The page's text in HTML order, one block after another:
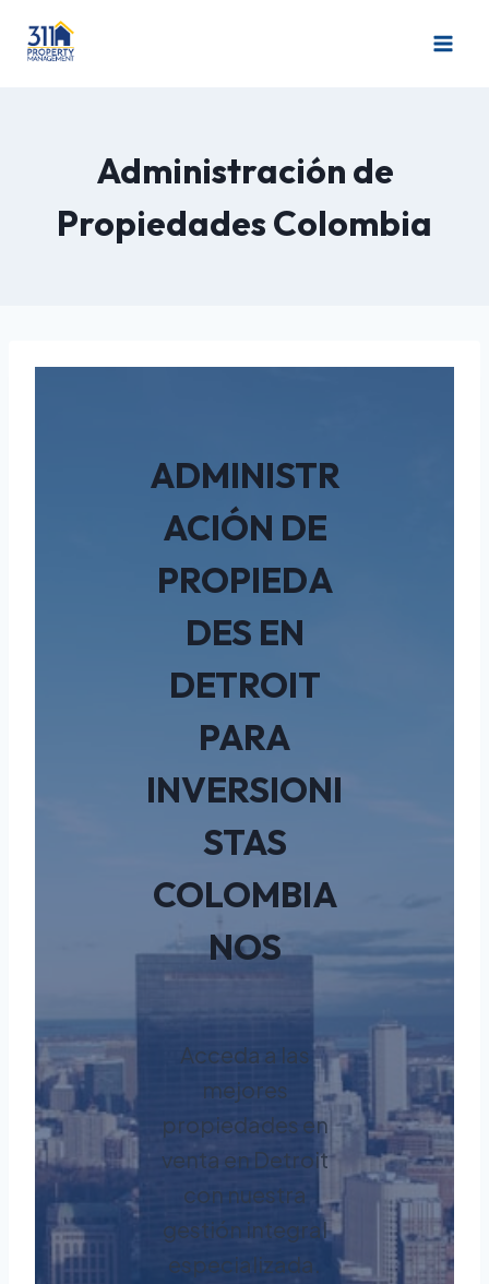
Administración de
Propiedades Colombia
ADMINISTR
ACIÓN DE
PROPIEDA
DES EN
DETROIT
PARA
INVERSIONI
STAS
COLOMBIA
NOS
Acceda a las
mejores
propiedades en
venta en Detroit
con nuestra
gestión integral
especializada.